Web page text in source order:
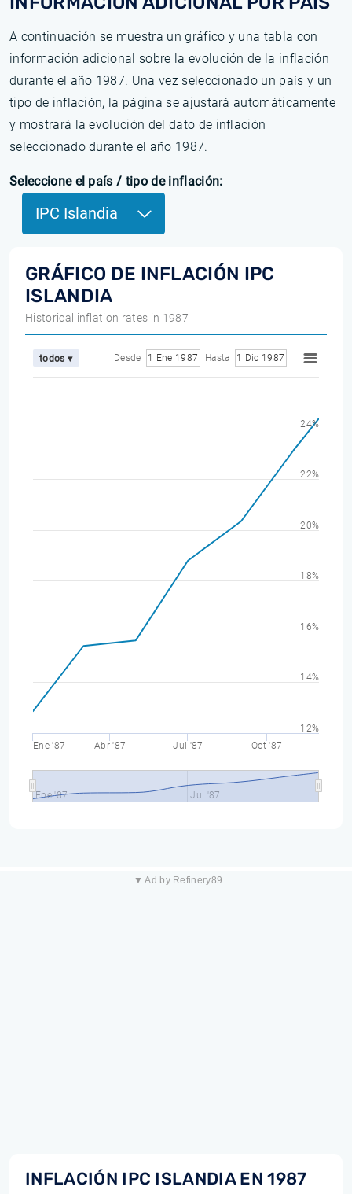
A continuación se muestra un gráfico y una tabla con
información adicional sobre la evolución de la inflación
durante el año 1987. Una vez seleccionado un país y un
tipo de inflación, la página se ajustará automáticamente
y mostrará la evolución del dato de inflación
seleccionado durante el año 1987.
Seleccione el país / tipo de inflación:
IPC Islandia
GRÁFICO DE INFLACIÓN IPC
ISLANDIA
Historical inflation rates in 1987
todos ▾ Desde 1 Ene 1987 Hasta 1 Dic 1987
Ene '87 Abr '87 Jul '87 Oct '87
Ene '87 Jul '87
12%
14%
16%
18%
20%
22%
24%
▼ Ad by Refinery89
INFLACIÓN IPC ISLANDIA EN 1987